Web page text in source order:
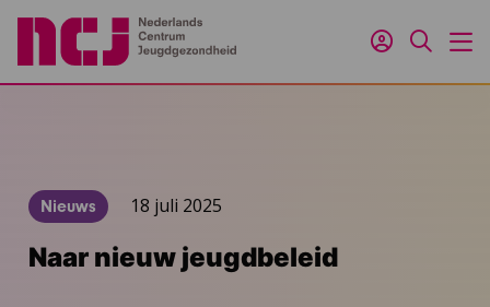
Inloggen
Zoeken
Nieuws 18 juli 2025
Naar nieuw jeugdbeleid